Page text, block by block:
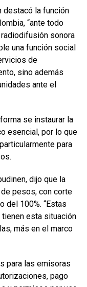
destacó la función
“ante todo
sonora
una función social
de
sino además
ante el
se instaurar la
esencial, por lo que
para
dijo que la
pesos, con corte
del 100%. “Estas
esta situación
más en el marco
para las emisoras
pago